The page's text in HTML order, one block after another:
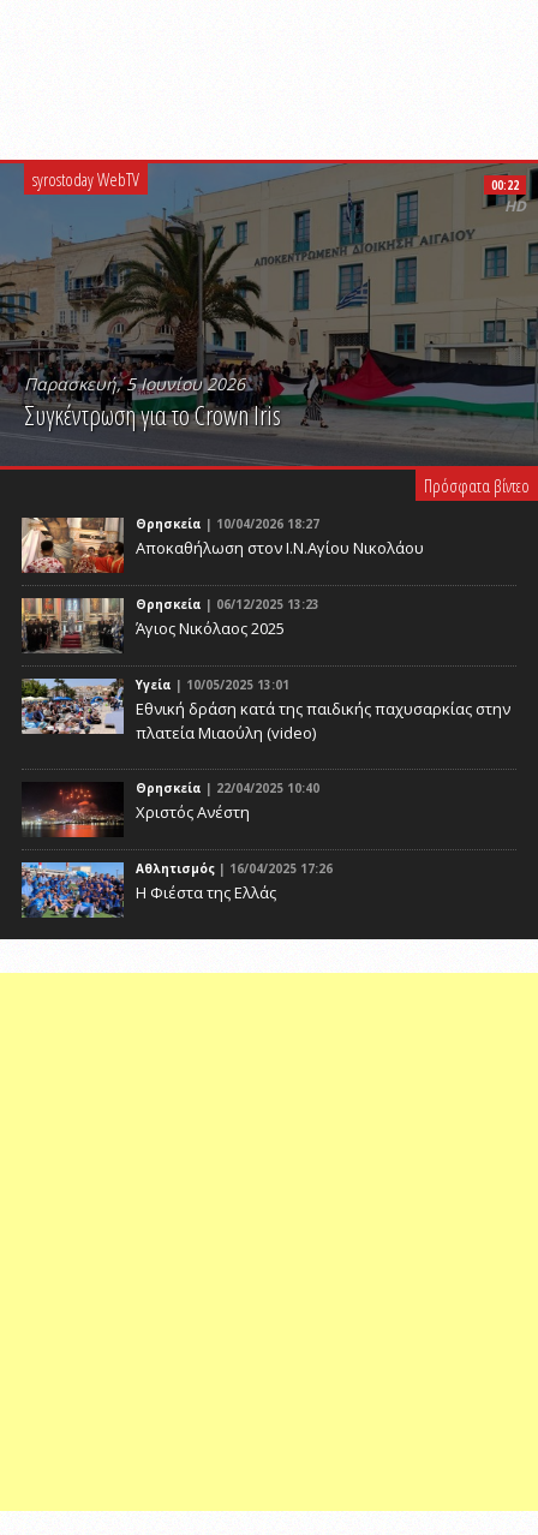
syrostoday WebTV
Παρασκευή, 5 Ιουνίου 2026
Συγκέντρωση για το Crown Iris
PLAY VIDEO
00:22
HD
Πρόσφατα βίντεο
Θρησκεία | 10/04/2026 18:27
Αποκαθήλωση στον Ι.Ν.Αγίου Νικολάου
Θρησκεία | 06/12/2025 13:23
Άγιος Νικόλαος 2025
Υγεία | 10/05/2025 13:01
Eθνική δράση κατά της παιδικής παχυσαρκίας στην
πλατεία Μιαούλη (video)
Θρησκεία | 22/04/2025 10:40
Χριστός Ανέστη
Αθλητισμός | 16/04/2025 17:26
Η Φιέστα της Ελλάς